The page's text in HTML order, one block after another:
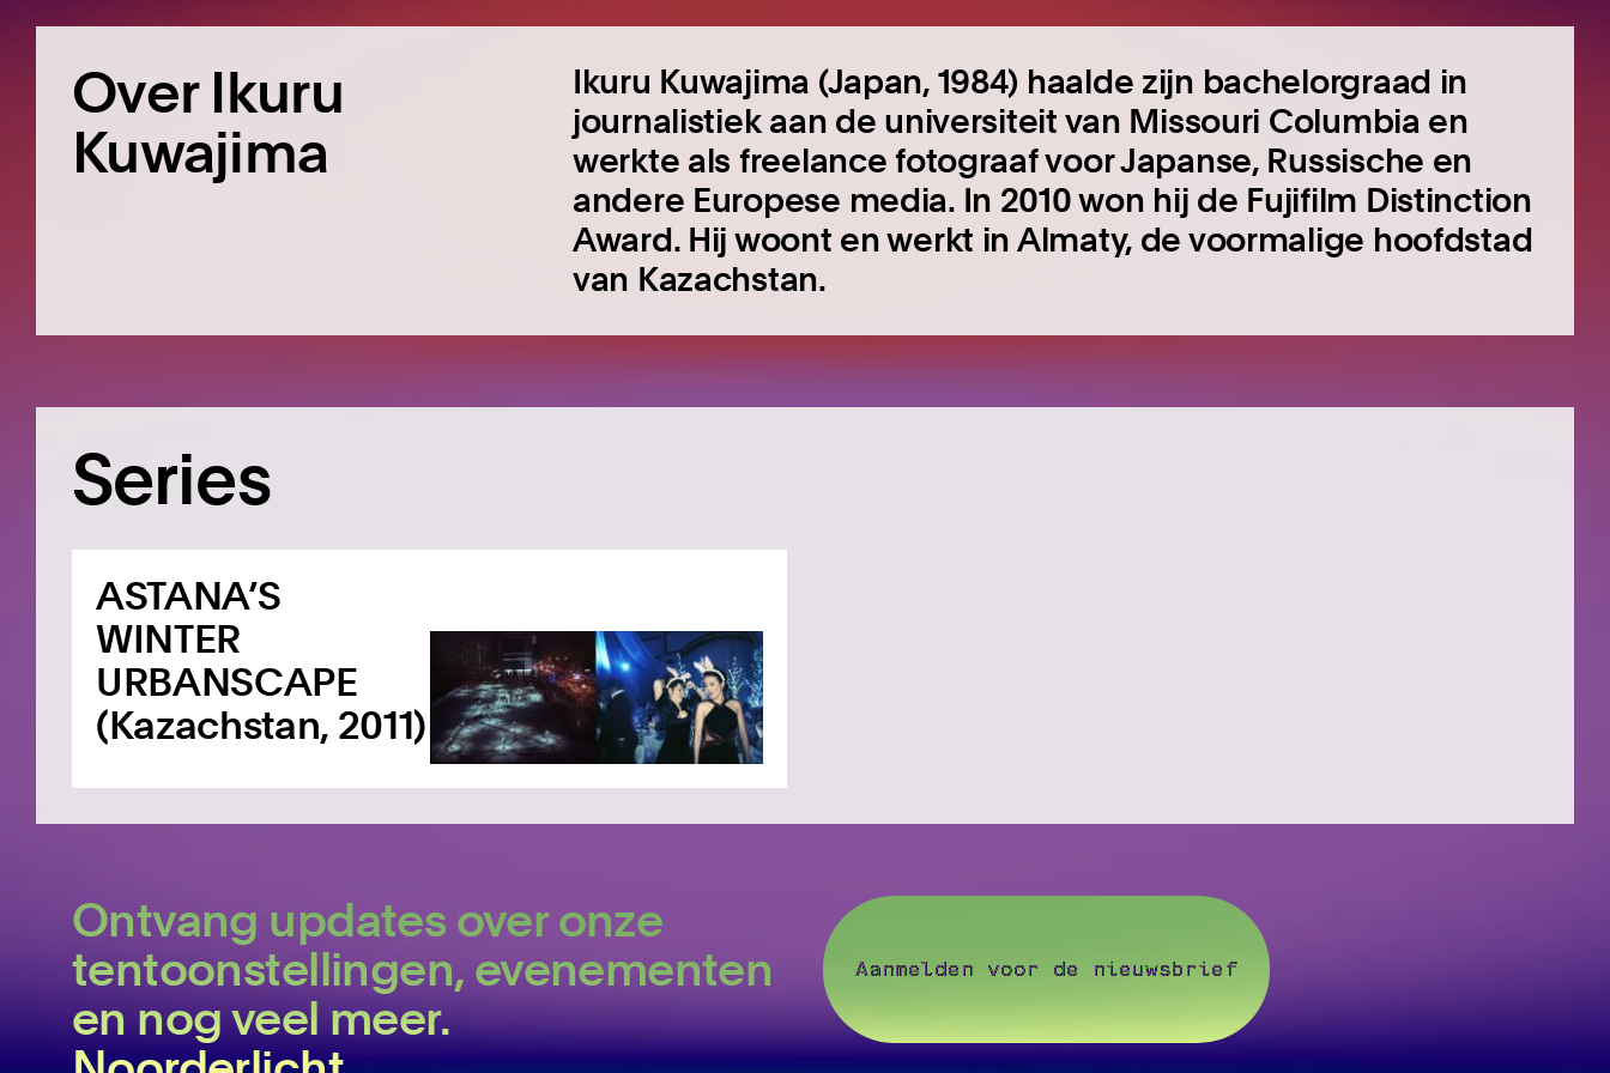
Over Ikuru
Kuwajima
Ikuru Kuwajima (Japan, 1984) haalde zijn bachelorgraad in
journalistiek aan de universiteit van Missouri Columbia en
werkte als freelance fotograaf voor Japanse, Russische en
andere Europese media. In 2010 won hij de Fujifilm Distinction
Award. Hij woont en werkt in Almaty, de voormalige hoofdstad
van Kazachstan.
Series
ASTANA’S
WINTER
URBANSCAPE
(Kazachstan, 2011)
Ontvang updates over onze
tentoonstellingen, evenementen
en nog veel meer.
Aanmelden voor de nieuwsbrief